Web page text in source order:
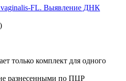
FL. Выявление ДНК